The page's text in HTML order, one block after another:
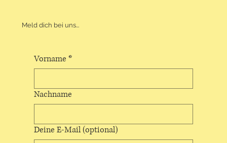
Meld dich bei uns...
Vorname *
Nachname
Deine E-Mail (optional)